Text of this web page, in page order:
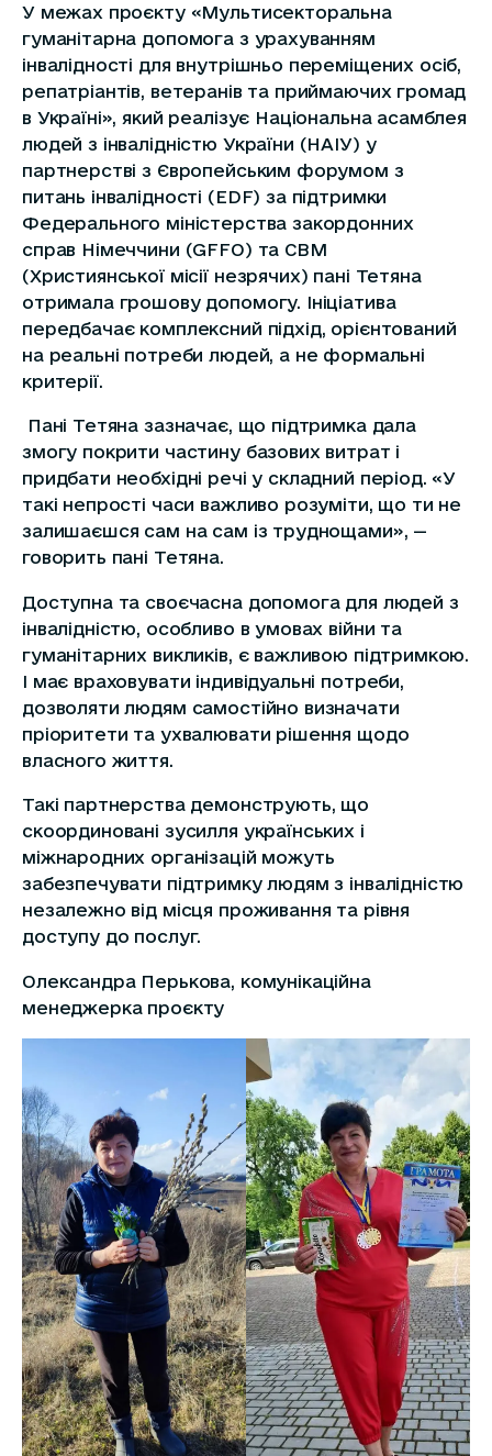
У межах проєкту «Мультисекторальна
гуманітарна допомога з урахуванням
інвалідності для внутрішньо переміщених осіб,
репатріантів, ветеранів та приймаючих громад
в Україні», який реалізує Національна асамблея
людей з інвалідністю України (НАІУ) у
партнерстві з Європейським форумом з
питань інвалідності (EDF) за підтримки
Федерального міністерства закордонних
справ Німеччини (GFFO) та CBM
(Християнської місії незрячих) пані Тетяна
отримала грошову допомогу. Ініціатива
передбачає комплексний підхід, орієнтований
на реальні потреби людей, а не формальні
критерії.
Пані Тетяна зазначає, що підтримка дала
змогу покрити частину базових витрат і
придбати необхідні речі у складний період. «У
такі непрості часи важливо розуміти, що ти не
залишаєшся сам на сам із труднощами», —
говорить пані Тетяна.
Доступна та своєчасна допомога для людей з
інвалідністю, особливо в умовах війни та
гуманітарних викликів, є важливою підтримкою.
І має враховувати індивідуальні потреби,
дозволяти людям самостійно визначати
пріоритети та ухвалювати рішення щодо
власного життя.
Такі партнерства демонструють, що
скоординовані зусилля українських і
міжнародних організацій можуть
забезпечувати підтримку людям з інвалідністю
незалежно від місця проживання та рівня
доступу до послуг.
Олександра Перькова, комунікаційна
менеджерка проєкту